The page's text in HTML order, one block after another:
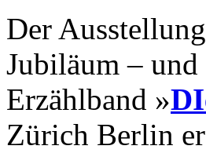
Der
Jubiläum – und
Erzählband »
Zürich Berlin